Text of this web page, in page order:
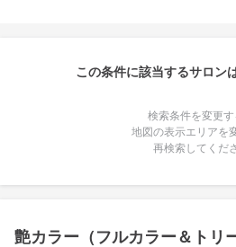
この条件に該当するサロン
検索条件を変更
地図の表示エリアを
再検索してくだ
艶カラー（フルカラー＆トリ